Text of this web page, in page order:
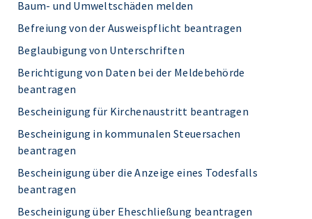
Baum- und Umweltschäden melden
Befreiung von der Ausweispflicht beantragen
Beglaubigung von Unterschriften
Berichtigung von Daten bei der Meldebehörde
beantragen
Bescheinigung für Kirchenaustritt beantragen
Bescheinigung in kommunalen Steuersachen
beantragen
Bescheinigung über die Anzeige eines Todesfalls
beantragen
Bescheinigung über Eheschließung beantragen